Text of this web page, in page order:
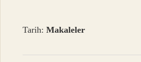
Tarih:Makaleler